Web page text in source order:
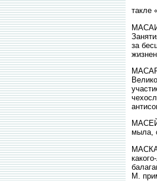
такле
за
мыла,
М.